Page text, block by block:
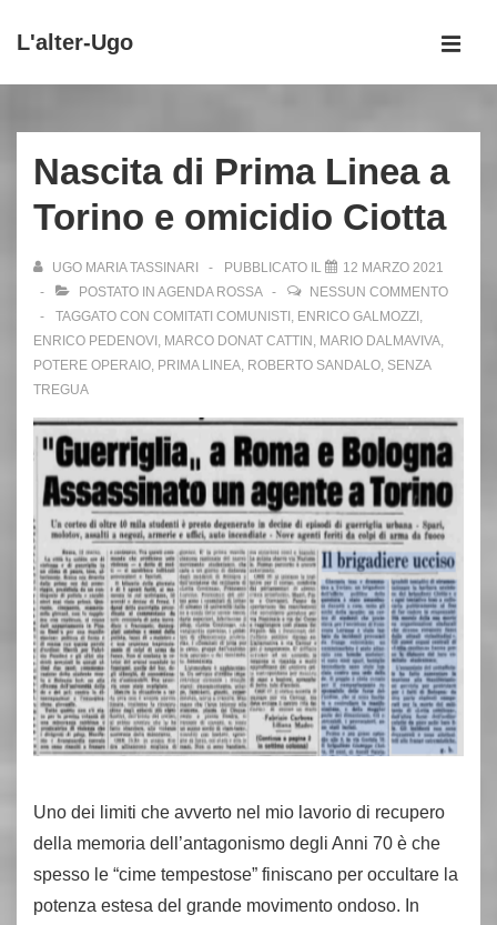
Vai
principale
L'alter-Ugo
principale
Nascita di Prima Linea a
Torino e omicidio Ciotta
UGO MARIA TASSINARI PUBBLICATO IL
12 MARZO 2021
POSTATO IN AGENDA ROSSA
NESSUN COMMENTO
TAGGATO CON COMITATI COMUNISTI , ENRICO GALMOZZI ,
ENRICO PEDENOVI , MARCO DONAT CATTIN , MARIO DALMAVIVA,
POTERE OPERAIO, PRIMA LINEA, ROBERTO SANDALO, SENZA
TREGUA
Uno dei limiti che avverto nel mio lavorio di recupero
della memoria dell’antagonismo degli Anni 70 è che
spesso le “cime tempestose” finiscano per occultare la
potenza estesa del grande movimento ondoso. In